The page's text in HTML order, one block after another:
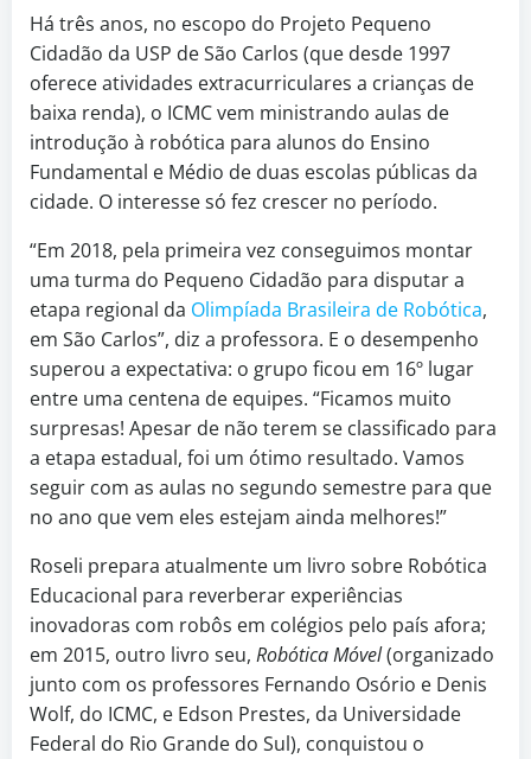
Há três anos, no escopo do Projeto Pequeno
Cidadão da USP de São Carlos (que desde 1997
oferece atividades extracurriculares a crianças de
baixa renda), o ICMC vem ministrando aulas de
introdução à robótica para alunos do Ensino
Fundamental e Médio de duas escolas públicas da
cidade. O interesse só fez crescer no período.
“Em 2018, pela primeira vez conseguimos montar
uma turma do Pequeno Cidadão para disputar a
etapa regional da Olimpíada Brasileira de Robótica,
em São Carlos”, diz a professora. E o desempenho
superou a expectativa: o grupo ficou em 16º lugar
entre uma centena de equipes. “Ficamos muito
surpresas! Apesar de não terem se classificado para
a etapa estadual, foi um ótimo resultado. Vamos
seguir com as aulas no segundo semestre para que
no ano que vem eles estejam ainda melhores!”
Roseli prepara atualmente um livro sobre Robótica
Educacional para reverberar experiências
inovadoras com robôs em colégios pelo país afora;
em 2015, outro livro seu, Robótica Móvel(organizado
junto com os professores Fernando Osório e Denis
Wolf, do ICMC, e Edson Prestes, da Universidade
Federal do Rio Grande do Sul), conquistou o